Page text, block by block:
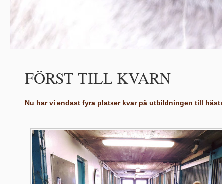
FÖRST TILL KVARN
Nu har vi endast fyra platser kvar på utbildningen till